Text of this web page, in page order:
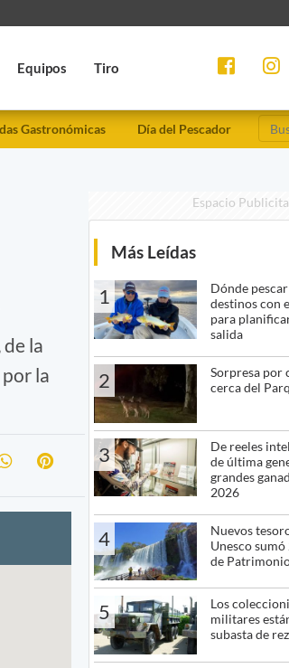
Equipos Tiro
Gastronómicas Día del Pescador
la
la
Espacio
Más Leídas
1
Dónde
destinos con
para
salida
2
Sorpresa por
cerca del
3
De reeles
de última
grandes
2026
4
Nuevos
Unesco
de
5
Los
militares
subasta de